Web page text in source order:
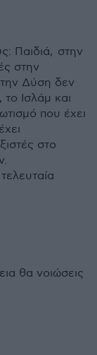
Παιδιά, στην
στην
την Δύση δεν
το Ισλάμ και
που έχει
στο
θα νοιώσεις